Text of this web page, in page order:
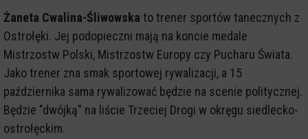
Żaneta Cwalina-Śliwowska to trener sportów tanecznych z
Ostrołęki. Jej podopieczni mają na koncie medale
Mistrzostw Polski, Mistrzostw Europy czy Pucharu Świata.
Jako trener zna smak sportowej rywalizacji, a 15
października sama rywalizować będzie na scenie politycznej.
Będzie "dwójką" na liście Trzeciej Drogi w okręgu siedlecko-
ostrołęckim.